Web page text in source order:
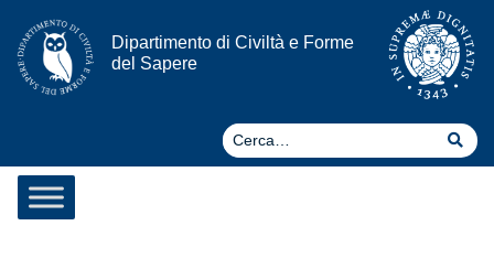
Vai al contenuto
Dipartimento di Civiltà e Forme
del Sapere